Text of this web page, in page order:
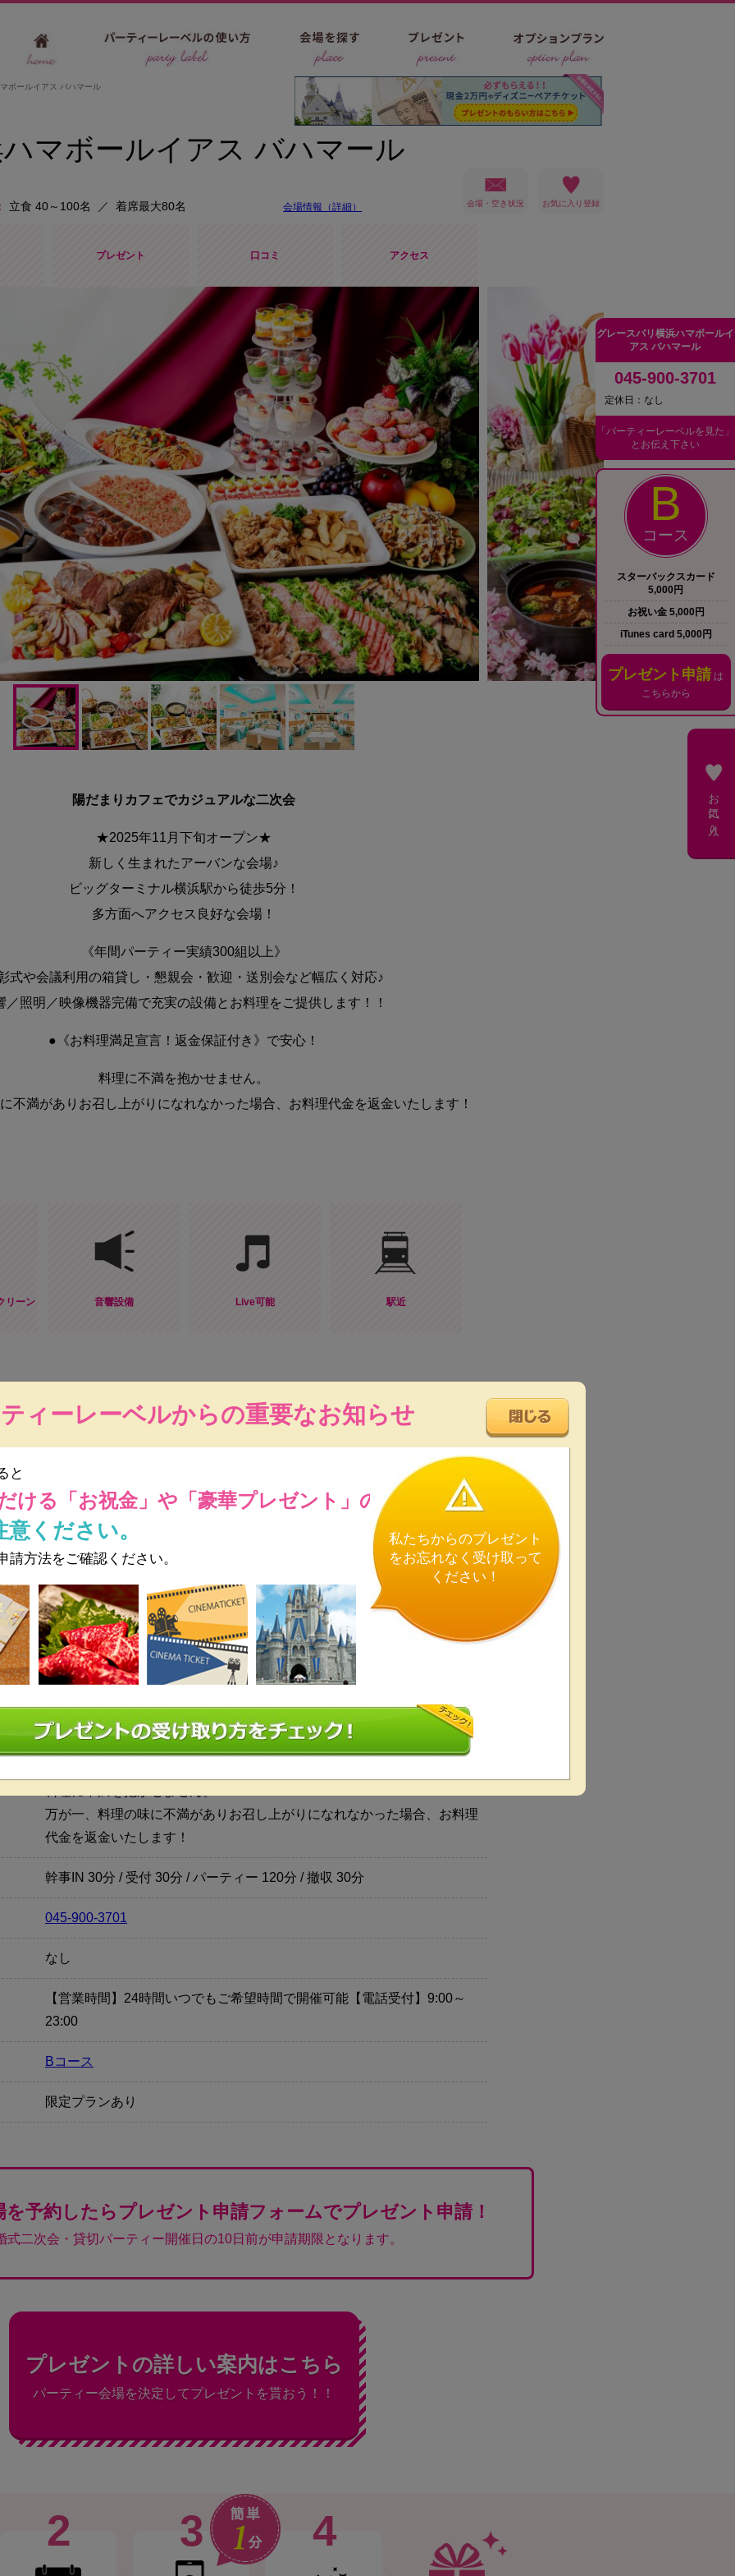
ボールイアス バハマール
マボールイアス バハマール
立食 40～100名 ／ 着席最大80名 会場情報（詳細）
プレゼント 口コミ アクセス
陽だまりカフェでカジュアルな二次会
★2025年11月下旬オープン★
新しく生まれたアーバンな会場♪
ビッグターミナル横浜駅から徒歩5分！
多方面へアクセス良好な会場！
《年間パーティー実績300組以上》
式や会議利用の箱貸し・懇親会・歓迎・送別会など幅広く対応♪
／照明／映像機器完備で充実の設備とお料理をご提供します！！
●《お料理満足宣言！返金保証付き》で安心！
料理に不満を抱かせません。
不満がありお召し上がりになれなかった場合、お料理代金を返金いたします！
リーン 音響設備 Live可能 駅近
※ 価格が変更されている場合があります。詳しくはお店へ直接お問い合わせください。
立食 40～100名
着席 ～80名
イタリアン
無料
平日：18万円～ ※ 開催日時によっては保証料が変動します。
土日祝：22万円～※ 開催日時によっては保証料が変動します。
控室,プロジェクター&スクリーン,音響設備,LIVE可能,駅近
万が一、料理の味に不満がありお召し上がりになれなかった場合、お料理
代金を返金いたします！
幹事IN 30分 / 受付 30分 / パーティー 120分 / 撤収 30分
045-900-3701
なし
【営業時間】24時間いつでもご希望時間で開催可能【電話受付】9:00～
23:00
Bコース
限定プランあり
予約したらプレゼント申請フォームでプレゼント申請！
式二次会・貸切パーティー開催日の10日前が申請期限となります。
プレゼントの詳しい案内はこちら
パーティー会場を決定してプレゼントを貰おう！！
会場・空き状況
2 3 4
グレースバリ横浜ハマボールイ
アス バハマール
045-900-3701
定休日：なし
「パーティーレーベルを見た」
とお伝え下さい
B
コース
スターバックスカード
5,000円
お祝い金 5,000円
iTunes card 5,000円
プレゼント申請 は
こちらから
お気に入り
ィーレーベルからの重要なお知らせ
と
ける 「お祝金」や「豪華プレゼント」の
意ください。
方法をご確認ください。
私たちからのプレゼント
をお忘れなく受け取って
ください！